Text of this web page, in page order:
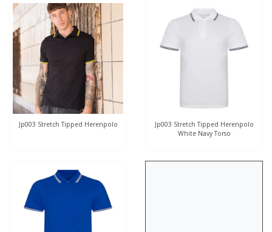
Jp003 Stretch Tipped Herenpolo
Jp003 Stretch Tipped Herenpolo
White Navy Torso